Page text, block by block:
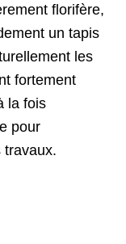
florifère,
un tapis
les
fortement
la fois
pour
travaux.